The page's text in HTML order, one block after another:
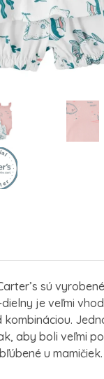
sú
je veľmi
aby boli veľmi
u mamičiek.